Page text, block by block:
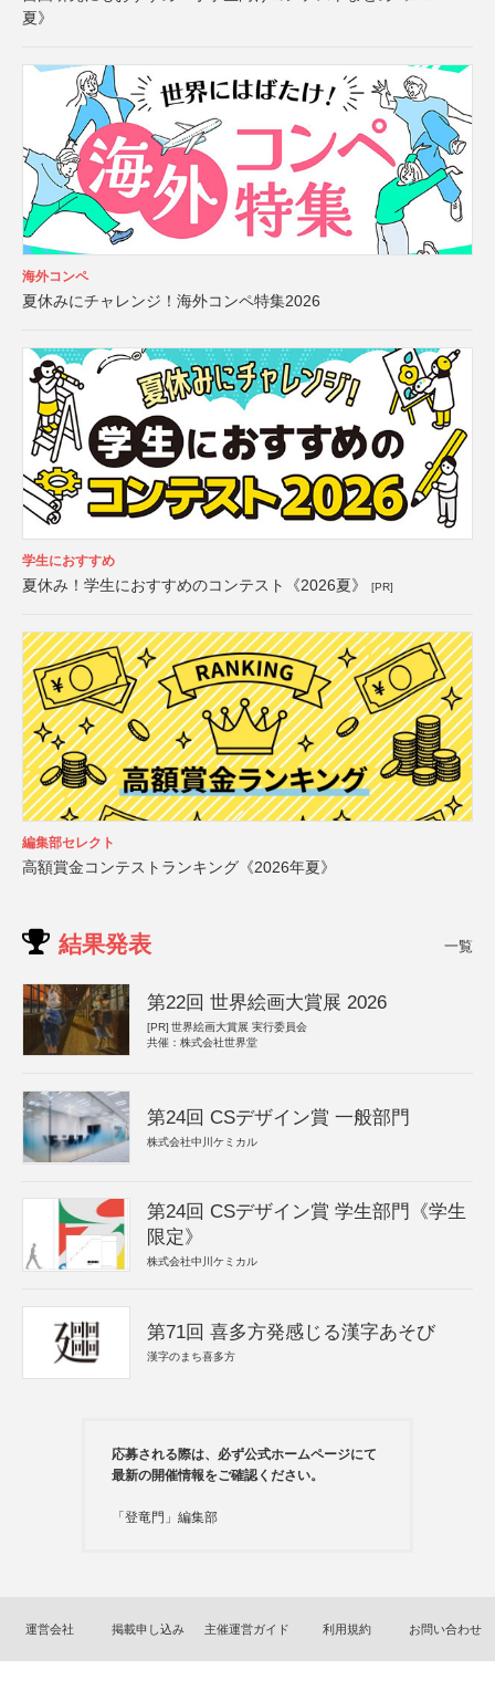
夏》
海外コンペ
夏休みにチャレンジ！海外コンペ特集2026
学生におすすめ
夏休み！学生におすすめのコンテスト《2026夏》 [PR]
編集部セレクト
高額賞金コンテストランキング《2026年夏》
結果発表 一覧
第22回 世界絵画大賞展 2026
[PR] 世界絵画大賞展 実行委員会
共催：株式会社世界堂
第24回 CSデザイン賞 一般部門
株式会社中川ケミカル
第24回 CSデザイン賞 学生部門《学生
限定》
株式会社中川ケミカル
第71回 喜多方発感じる漢字あそび
漢字のまち喜多方
応募される際は、必ず公式ホームページにて
最新の開催情報をご確認ください。
「登竜門」編集部
運営会社 掲載申し込み 主催運営ガイド 利用規約 お問い合わせ